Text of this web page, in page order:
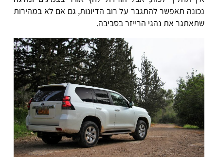
נכונה תאפשר להתגבר על רוב הדיונות, גם אם לא במהירות
שתאתגר את נהגי הרייזר בסביבה.